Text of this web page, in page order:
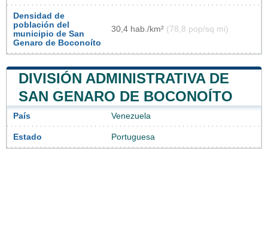
Densidad de
población del
municipio de San
Genaro de Boconoíto
30,4 hab./km² (78,8 pop/sq mi)
DIVISIÓN ADMINISTRATIVA DE
SAN GENARO DE BOCONOÍTO
País Venezuela
Estado Portuguesa